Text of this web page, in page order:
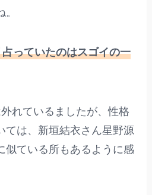
っていたのはスゴイの一
れているましたが、性格
ては、新垣結衣さん星野源
似ている所もあるように感